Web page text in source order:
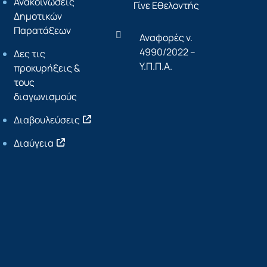
Δημοτικών
Παρατάξεων
Δες τις
προκυρήξεις &
τους
διαγωνισμούς
Διαβουλεύσεις
Διαύγεια
Γίνε Εθελοντής
Αναφορές ν.
4990/2022 –
Υ.Π.Π.Α.